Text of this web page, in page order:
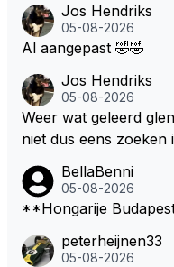
Jos Hendriks
05-08-2026
Al aangepast 🤣🤣
Jos Hendriks
05-08-2026
Weer wat geleerd
niet dus eens
BellaBenni
05-08-2026
**Hongarije
peterheijnen33
05-08-2026